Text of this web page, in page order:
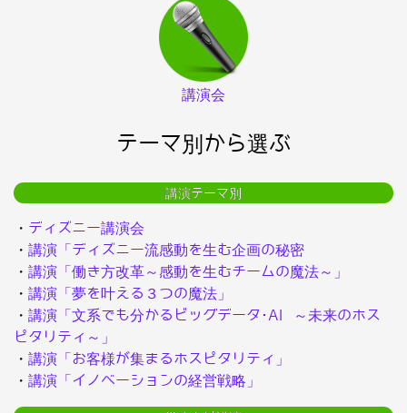
講演会
テーマ別から選ぶ
講演テーマ別
・ ディズニー講演会
・ 講演「ディズニー流感動を生む企画の秘密
・ 講演「働き方改革～感動を生むチームの魔法～」
・ 講演「夢を叶える３つの魔法」
・ 講演「文系でも分かるビッグデータ･AI ～未来のホス
ピタリティ～」
・ 講演「お客様が集まるホスピタリティ」
・ 講演「イノベーションの経営戦略」